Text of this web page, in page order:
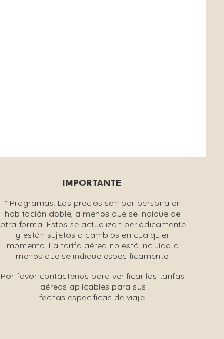
IMPORTANTE
* Programas: Los precios son por persona en
habitación doble, a menos que se indique de
otra forma. Éstos se actualizan periódicamente
y están sujetos a cambios en cualquier
momento. La tarifa aérea no está incluida a
menos que se indique específicamente.
Por favor contáctenos para verificar las tarifas
aéreas aplicables para sus
fechas específicas de viaje.